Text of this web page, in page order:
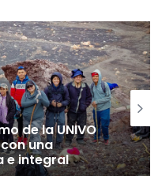
de la UNIVO
una
e integral